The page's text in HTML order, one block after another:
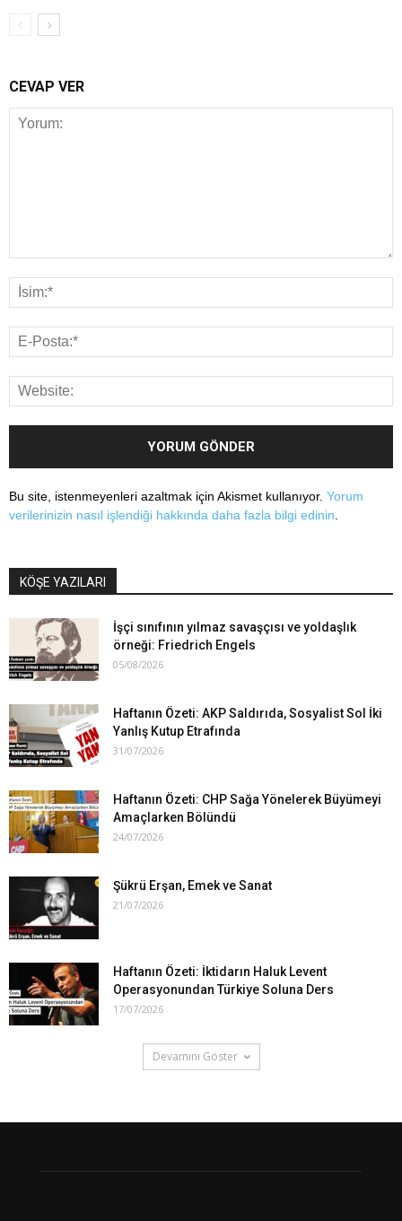
CEVAP VER
Bu site, istenmeyenleri azaltmak için Akismet kullanıyor. Yorum
verilerinizin nasıl işlendiği hakkında daha fazla bilgi edinin
KÖŞE YAZILARI
İşçi sınıfının yılmaz savaşçısı ve yoldaşlık
örneği: Friedrich Engels
05/08/2026
Haftanın Özeti: AKP Saldırıda, Sosyalist Sol İki
Yanlış Kutup Etrafında
31/07/2026
Haftanın Özeti: CHP Sağa Yönelerek Büyümeyi
Amaçlarken Bölündü
24/07/2026
Şükrü Erşan, Emek ve Sanat
21/07/2026
Haftanın Özeti: İktidarın Haluk Levent
Operasyonundan Türkiye Soluna Ders
17/07/2026
Devamını Göster